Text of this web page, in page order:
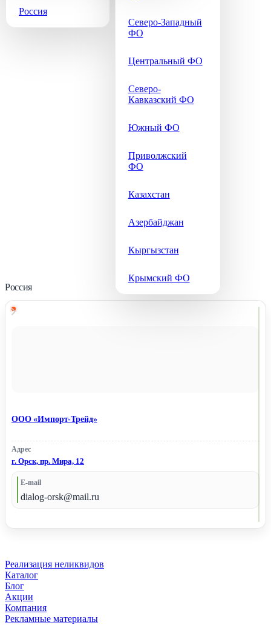
Россия
Северо-Западный
ФО
Центральный ФО
Северо-
Кавказский ФО
Южный ФО
Приволжский
ФО
Казахстан
Азербайджан
Кыргызстан
Крымский ФО
Россия
ООО «Импорт-Трейд»
Адрес
г. Орск, пр. Мира, 12
E-mail
dialog-orsk@mail.ru
Реализация неликвидов
Каталог
Блог
Акции
Компания
Рекламные материалы